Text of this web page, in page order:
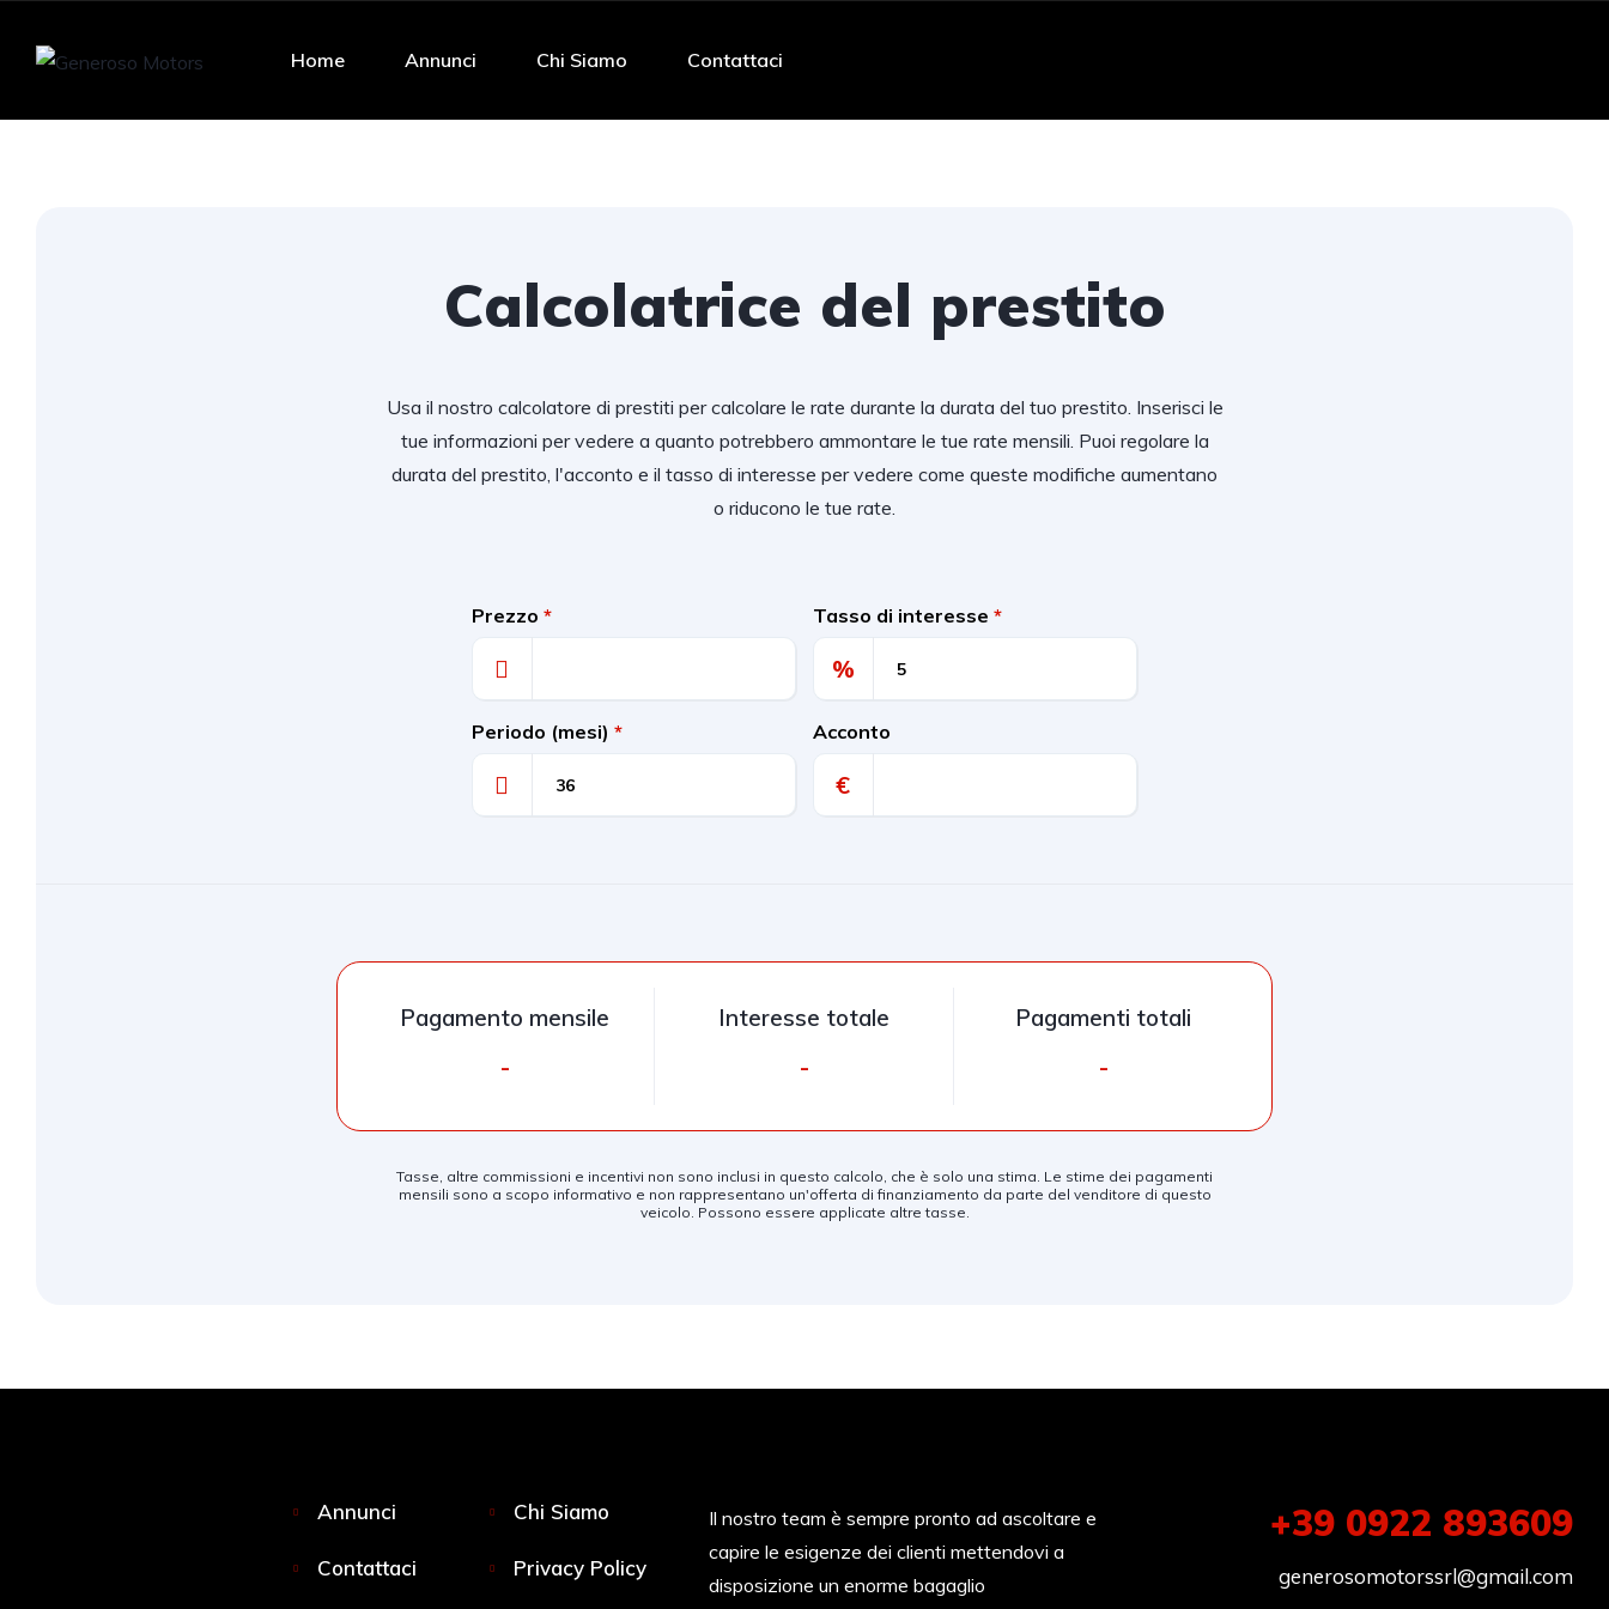
Home Annunci Chi Siamo Contattaci
Calcolatrice del prestito
Usa il nostro calcolatore di prestiti per calcolare le rate durante la durata del tuo prestito. Inserisci le
tue informazioni per vedere a quanto potrebbero ammontare le tue rate mensili. Puoi regolare la
durata del prestito, l'acconto e il tasso di interesse per vedere come queste modifiche aumentano
o riducono le tue rate.
Prezzo * Tasso di interesse *
%
Periodo (mesi) * Acconto
€
Pagamento mensile
-
Interesse totale
-
Pagamenti totali
-
Tasse, altre commissioni e incentivi non sono inclusi in questo calcolo, che è solo una stima. Le stime dei pagamenti
mensili sono a scopo informativo e non rappresentano un'offerta di finanziamento da parte del venditore di questo
veicolo. Possono essere applicate altre tasse.
Annunci Chi Siamo
Contattaci Privacy Policy
Il nostro team è sempre pronto ad ascoltare e
capire le esigenze dei clienti mettendovi a
disposizione un enorme bagaglio
+39 0922 893609
generosomotorssrl@gmail.com